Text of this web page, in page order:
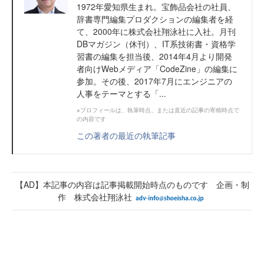
1972年愛知県生まれ。宝飾品会社の社員、
辞書専門編集プロダクションの編集者を経
て、2000年に株式会社翔泳社に入社。月刊
DBマガジン（休刊）、IT系技術書・資格学
習書の編集を担当後、2014年4月より開発
者向けWebメディア「CodeZine」の編集に
参加。その後、2017年7月にエンジニアの
人事をテーマとする「...
※プロフィールは、執筆時点、または直近の記事の寄稿時点で
の内容です
この著者の最近の執筆記事
【AD】本記事の内容は記事掲載開始時点のものです 企画・制
作 株式会社翔泳社